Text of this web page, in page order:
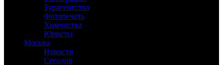
Турагентство
Фотопечать
Химчистка
Юристы
Москва
Новости
Сегодня